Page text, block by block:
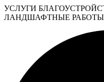
УСЛУГИ
ЛАНДШАФТНЫЕ РАБОТЫ